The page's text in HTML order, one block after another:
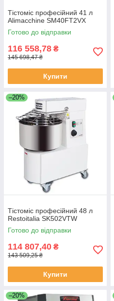
Тістоміс професійний 41 л
Alimacchine SM40FT2VX
Готово до відправки
116 558,78 ₴
145 698,47 ₴
Купити
–20%
Тістоміс професійний 48 л
Restoitalia SK502VTW
Готово до відправки
114 807,40 ₴
143 509,25 ₴
Купити
–20%